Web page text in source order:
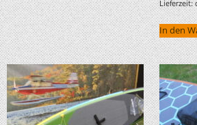
Lieferzeit:
In den